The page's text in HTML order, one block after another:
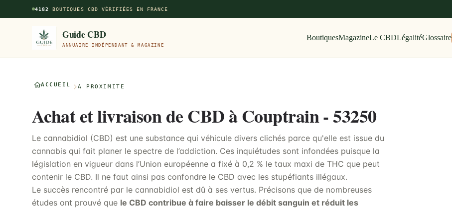
Aller au contenu principal
4182 BOUTIQUES CBD VÉRIFIÉES EN FRANCE
Guide CBD
ANNUAIRE INDÉPENDANT & MAGAZINE
BoutiquesMagazineLe CBDLégalitéGlossaire
ACCUEIL À PROXIMITÉ
Achat et livraison de CBD à Couptrain - 53250
Le cannabidiol (CBD) est une substance qui véhicule divers clichés parce qu'elle est issue du
cannabis qui fait planer le spectre de l’addiction. Ces inquiétudes sont infondées puisque la
législation en vigueur dans l’Union européenne a fixé à 0,2 % le taux maxi de THC que peut
contenir le CBD. Il ne faut ainsi pas confondre le CBD avec les stupéfiants illégaux.
Le succès rencontré par le cannabidiol est dû à ses vertus. Précisons que de nombreuses
études ont prouvé que le CBD contribue à faire baisser le débit sanguin et réduit les